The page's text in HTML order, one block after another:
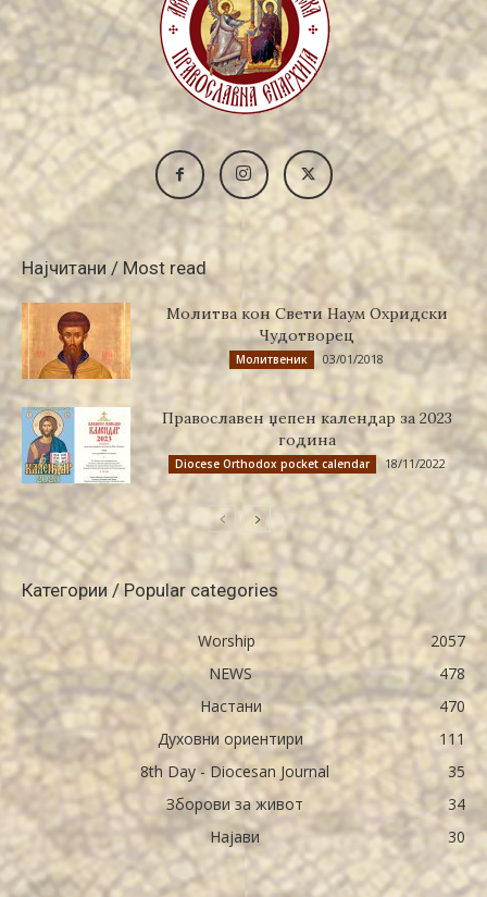
Најчитани / Most read
Молитва кон Свети Наум Охридски
Чудотворец
Молитвеник 03/01/2018
Православен џепен календар за 2023
година
Diocese Orthodox pocket calendar 18/11/2022
Категории / Popular categories
Worship
2057
NEWS
478
Настани
470
Духовни ориентири
111
8th Day - Diocesan Journal
35
Зборови за живот
34
Најави
30